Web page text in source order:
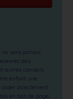
ne sera jamais
des
autres conseils
enfant une
aider directement
en bas de page.